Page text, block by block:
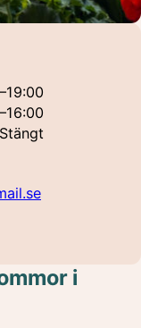
Stängt
i